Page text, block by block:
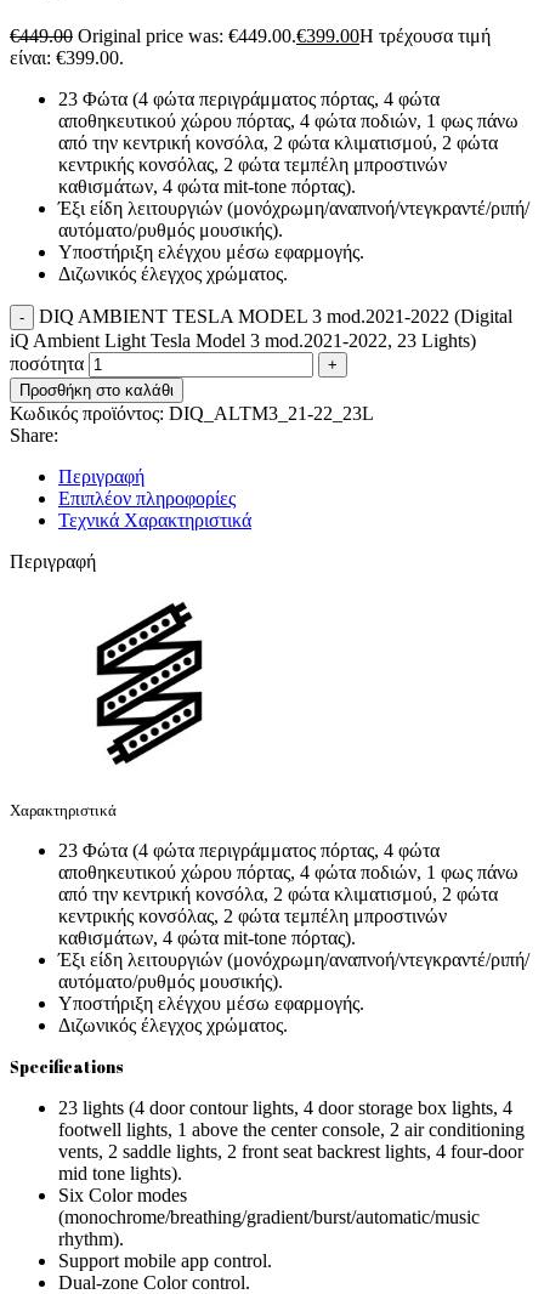
€449.00 Original price was: €449.00.€399.00Η τρέχουσα τιμή
είναι: €399.00.
23 Φώτα (4 φώτα περιγράμματος πόρτας, 4 φώτα
αποθηκευτικού χώρου πόρτας, 4 φώτα ποδιών, 1 φως πάνω
από την κεντρική κονσόλα, 2 φώτα κλιματισμού, 2 φώτα
κεντρικής κονσόλας, 2 φώτα τεμπέλη μπροστινών
καθισμάτων, 4 φώτα mit-tone πόρτας).
Έξι είδη λειτουργιών (μονόχρωμη/αναπνοή/ντεγκραντέ/ριπή/
αυτόματο/ρυθμός μουσικής).
Υποστήριξη ελέγχου μέσω εφαρμογής.
Διζωνικός έλεγχος χρώματος.
DIQ AMBIENT TESLA MODEL 3 mod.2021-2022 (Digital
iQ Ambient Light Tesla Model 3 mod.2021-2022, 23 Lights)
ποσότητα
Προσθήκη στο καλάθι
Κωδικός προϊόντος: DIQ_ALTM3_21-22_23L
Share:
Περιγραφή
Επιπλέον πληροφορίες
Τεχνικά Χαρακτηριστικά
Περιγραφή
Χαρακτηριστικά
23 Φώτα (4 φώτα περιγράμματος πόρτας, 4 φώτα
αποθηκευτικού χώρου πόρτας, 4 φώτα ποδιών, 1 φως πάνω
από την κεντρική κονσόλα, 2 φώτα κλιματισμού, 2 φώτα
κεντρικής κονσόλας, 2 φώτα τεμπέλη μπροστινών
καθισμάτων, 4 φώτα mit-tone πόρτας).
Έξι είδη λειτουργιών (μονόχρωμη/αναπνοή/ντεγκραντέ/ριπή/
αυτόματο/ρυθμός μουσικής).
Υποστήριξη ελέγχου μέσω εφαρμογής.
Διζωνικός έλεγχος χρώματος.
Specifications
23 lights (4 door contour lights, 4 door storage box lights, 4
footwell lights, 1 above the center console, 2 air conditioning
vents, 2 saddle lights, 2 front seat backrest lights, 4 four-door
mid tone lights).
Six Color modes
(monochrome/breathing/gradient/burst/automatic/music
rhythm).
Support mobile app control.
Dual-zone Color control.